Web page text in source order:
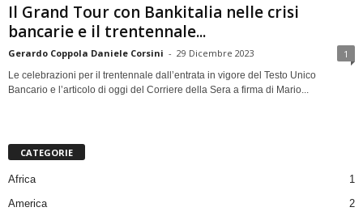
Il Grand Tour con Bankitalia nelle crisi
bancarie e il trentennale...
Gerardo Coppola Daniele Corsini - 29 Dicembre 2023 1
Le celebrazioni per il trentennale dall’entrata in vigore del Testo Unico
Bancario e l’articolo di oggi del Corriere della Sera a firma di Mario...
CATEGORIE
Africa
1
America
2